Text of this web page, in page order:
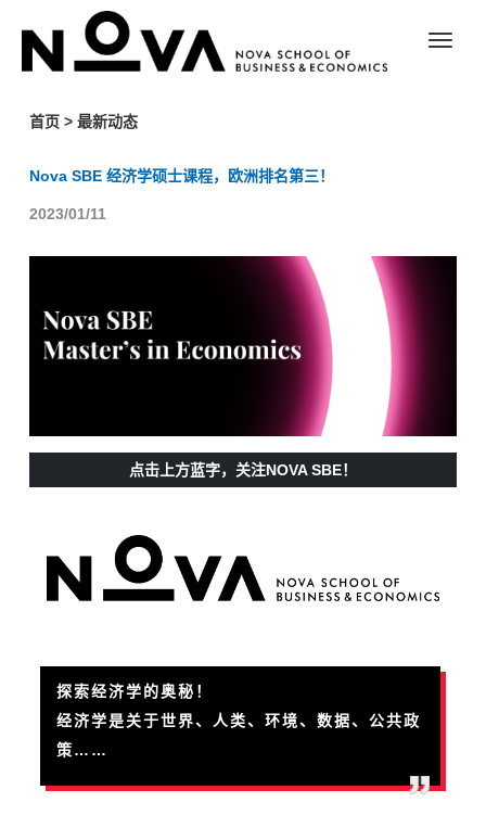
首页 > 最新动态
Nova SBE 经济学硕士课程，欧洲排名第三！
2023/01/11
点击上方蓝字，关注NOVA SBE！
探索经济学的奥秘！
经济学是关于世界、人类、环境、数据、公共政
策……